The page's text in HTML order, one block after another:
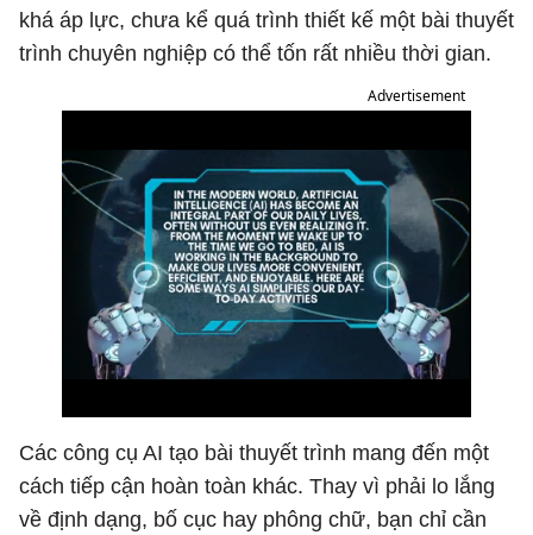
khá áp lực, chưa kể quá trình thiết kế một bài thuyết
trình chuyên nghiệp có thể tốn rất nhiều thời gian.
Advertisement
Các công cụ AI tạo bài thuyết trình mang đến một
cách tiếp cận hoàn toàn khác. Thay vì phải lo lắng
về định dạng, bố cục hay phông chữ, bạn chỉ cần